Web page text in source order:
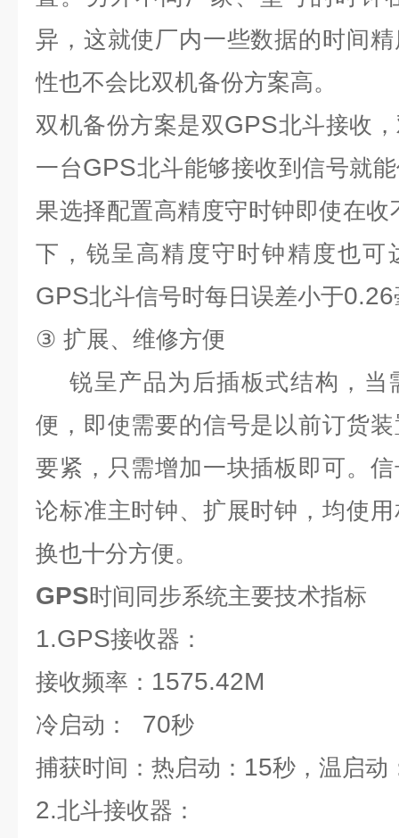
异，这就使厂内一些数据的时间
性也不会比双机备份方案高。
双机备份方案是双GPS北斗接收
一台GPS北斗能够接收到信号就
果选择配置高精度守时钟即使在收
下，锐呈高精度守时钟精度也可
GPS北斗信号时每日误差小于0.26
③ 扩展、维修方便
锐呈产品为后插板式结构，当
便，即使需要的信号是以前订货
要紧，只需增加一块插板即可。
论标准主时钟、扩展时钟，均使
换也十分方便。
GPS时间同步系统主要技术指标
1.GPS接收器：
接收频率： 1575.42M
冷启动： 70秒
捕获时间：热启动： 15秒，温启动
2.北斗接收器：